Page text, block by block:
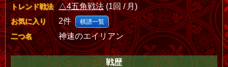
トレンド戦法 △4五角戦法 (1回 / 月)
お気に入り 2件 棋譜一覧
二つ名 神速のエイリアン
戦歴